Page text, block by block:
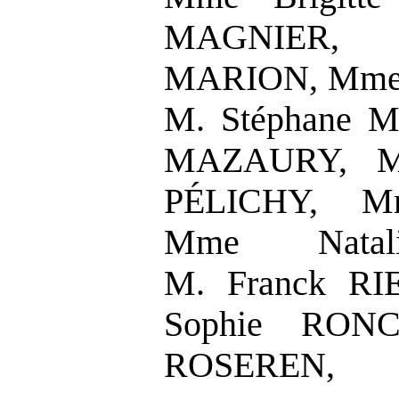
MARION,
M. Stéphane
MAZAURY,
PÉLICHY,
Mme
M. Franck
Sophie
ROSEREN,